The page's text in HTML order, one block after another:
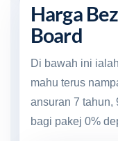
Harga
Board
Di bawah ini
mahu terus
ansuran 7 tahun,
bagi pakej 0%